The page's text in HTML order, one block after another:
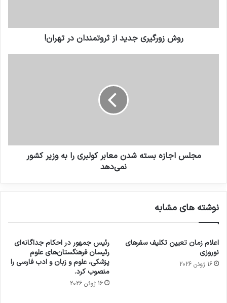
روش زورگیری جدید از ثروتمندان در تهران!
مجلس اجازه بسته شدن معابر کولبری را به وزیر کشور
نمی‌دهد
نوشته های مشابه
اعلام زمان تعیین تکلیف سفرهای
نوروزی
16 ژوئن 2026
رئیس جمهور در احکام جداگانه‌ای
رئیسان فرهنگستان‌های علوم
پزشکی، علوم و زبان و ادب فارسی را
منصوب کرد.
16 ژوئن 2026